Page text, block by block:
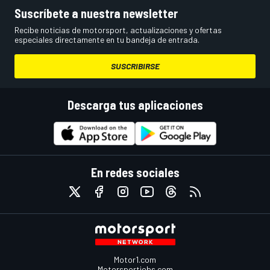
Suscríbete a nuestra newsletter
Recibe noticias de motorsport, actualizaciones y ofertas
especiales directamente en tu bandeja de entrada.
SUSCRIBIRSE
Descarga tus aplicaciones
En redes sociales
Motor1.com